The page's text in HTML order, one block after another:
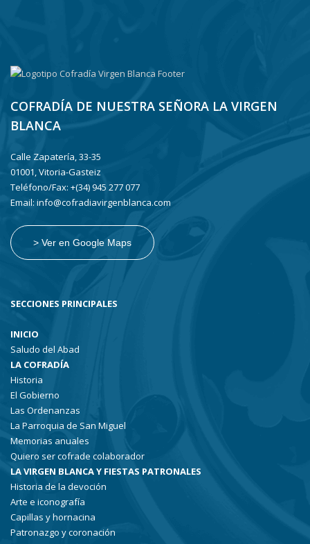
COFRADÍA DE NUESTRA SEÑORA LA VIRGEN
BLANCA
Calle Zapatería, 33-35
01001, Vitoria-Gasteiz
Teléfono/Fax: +(34) 945 277 077
Email: info@cofradiavirgenblanca.com
> Ver en Google Maps
SECCIONES PRINCIPALES
INICIO
Saludo del Abad
LA COFRADÍA
Historia
El Gobierno
Las Ordenanzas
La Parroquia de San Miguel
Memorias anuales
Quiero ser cofrade colaborador
LA VIRGEN BLANCA Y FIESTAS PATRONALES
Historia de la devoción
Arte e iconografía
Capillas y hornacina
Patronazgo y coronación